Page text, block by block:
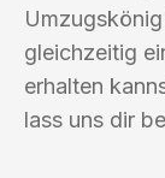
gleichzeitig
erhalten
lass uns dir